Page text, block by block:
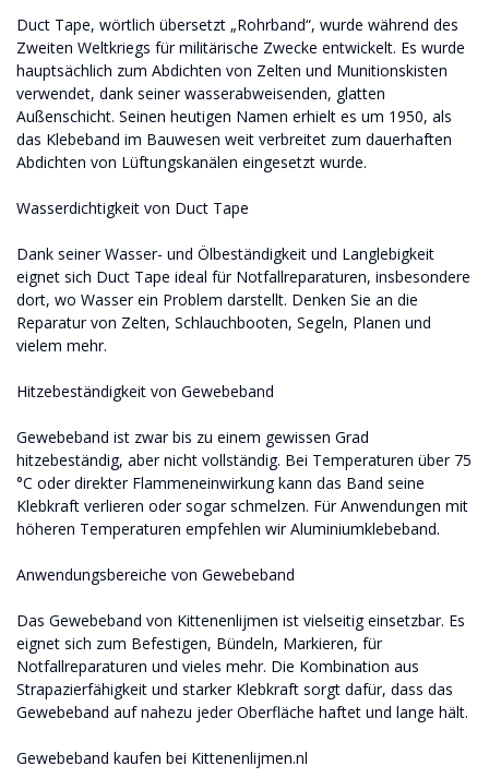
Duct Tape, wörtlich übersetzt „Rohrband“, wurde während des
Zweiten Weltkriegs für militärische Zwecke entwickelt. Es wurde
hauptsächlich zum Abdichten von Zelten und Munitionskisten
verwendet, dank seiner wasserabweisenden, glatten
Außenschicht. Seinen heutigen Namen erhielt es um 1950, als
das Klebeband im Bauwesen weit verbreitet zum dauerhaften
Abdichten von Lüftungskanälen eingesetzt wurde.
Wasserdichtigkeit von Duct Tape
Dank seiner Wasser- und Ölbeständigkeit und Langlebigkeit
eignet sich Duct Tape ideal für Notfallreparaturen, insbesondere
dort, wo Wasser ein Problem darstellt. Denken Sie an die
Reparatur von Zelten, Schlauchbooten, Segeln, Planen und
vielem mehr.
Hitzebeständigkeit von Gewebeband
Gewebeband ist zwar bis zu einem gewissen Grad
hitzebeständig, aber nicht vollständig. Bei Temperaturen über 75
°C oder direkter Flammeneinwirkung kann das Band seine
Klebkraft verlieren oder sogar schmelzen. Für Anwendungen mit
höheren Temperaturen empfehlen wir Aluminiumklebeband.
Anwendungsbereiche von Gewebeband
Das Gewebeband von Kittenenlijmen ist vielseitig einsetzbar. Es
eignet sich zum Befestigen, Bündeln, Markieren, für
Notfallreparaturen und vieles mehr. Die Kombination aus
Strapazierfähigkeit und starker Klebkraft sorgt dafür, dass das
Gewebeband auf nahezu jeder Oberfläche haftet und lange hält.
Gewebeband kaufen bei Kittenenlijmen.nl